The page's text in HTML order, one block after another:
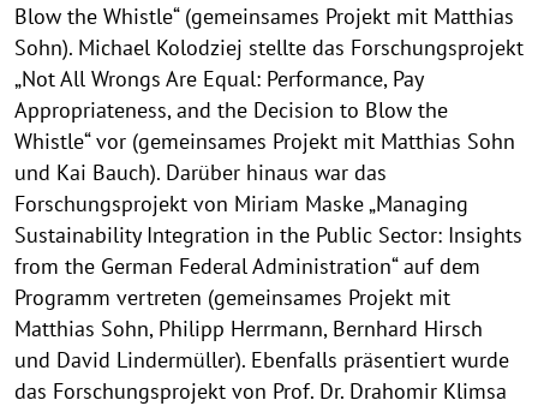
Blow the Whistle“ (gemeinsames Projekt mit Matthias
Sohn). Michael Kolodziej stellte das Forschungsprojekt
„Not All Wrongs Are Equal: Performance, Pay
Appropriateness, and the Decision to Blow the
Whistle“ vor (gemeinsames Projekt mit Matthias Sohn
und Kai Bauch). Darüber hinaus war das
Forschungsprojekt von Miriam Maske „Managing
Sustainability Integration in the Public Sector: Insights
from the German Federal Administration“ auf dem
Programm vertreten (gemeinsames Projekt mit
Matthias Sohn, Philipp Herrmann, Bernhard Hirsch
und David Lindermüller). Ebenfalls präsentiert wurde
das Forschungsprojekt von Prof. Dr. Drahomir Klimsa